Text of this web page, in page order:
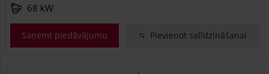
68 kW
Saņemt piedāvājumu Pievienot salīdzināšanai